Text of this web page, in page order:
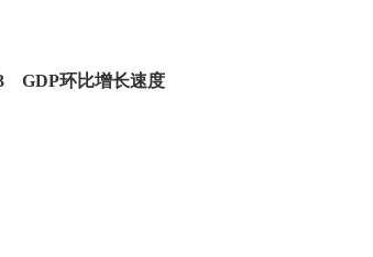
GDP环比增长速度